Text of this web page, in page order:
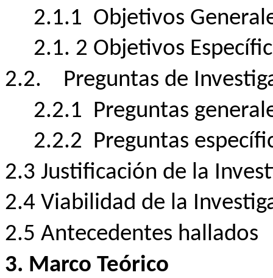
2.1.1 Objetivos
2.1. 2 Objetivos
2.2.
Preguntas de
2.2.1 Preguntas
2.2.2 Preguntas
2.3 Justificación de la
2.4 Viabilidad de la
2.5 Antecedentes hallados
3. Marco Teórico